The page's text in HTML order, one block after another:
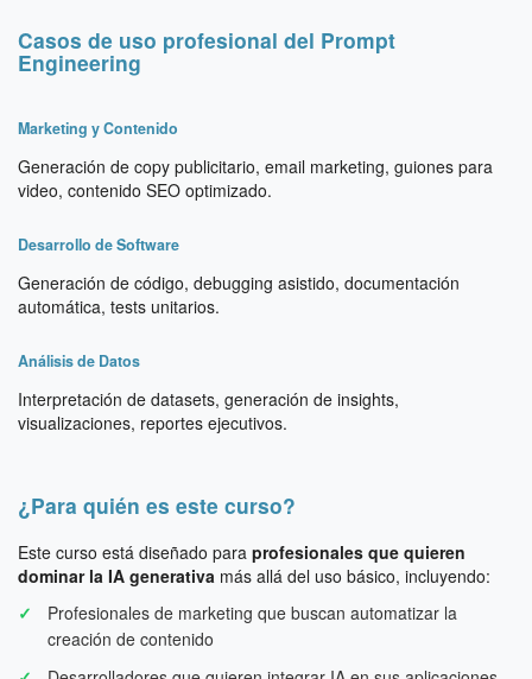
Casos de uso profesional del Prompt
Engineering
Marketing y Contenido
Generación de copy publicitario, email marketing, guiones para
video, contenido SEO optimizado.
Desarrollo de Software
Generación de código, debugging asistido, documentación
automática, tests unitarios.
Análisis de Datos
Interpretación de datasets, generación de insights,
visualizaciones, reportes ejecutivos.
¿Para quién es este curso?
Este curso está diseñado para profesionales que quieren
dominar la IA generativa más allá del uso básico, incluyendo:
Profesionales de marketing que buscan automatizar la
creación de contenido